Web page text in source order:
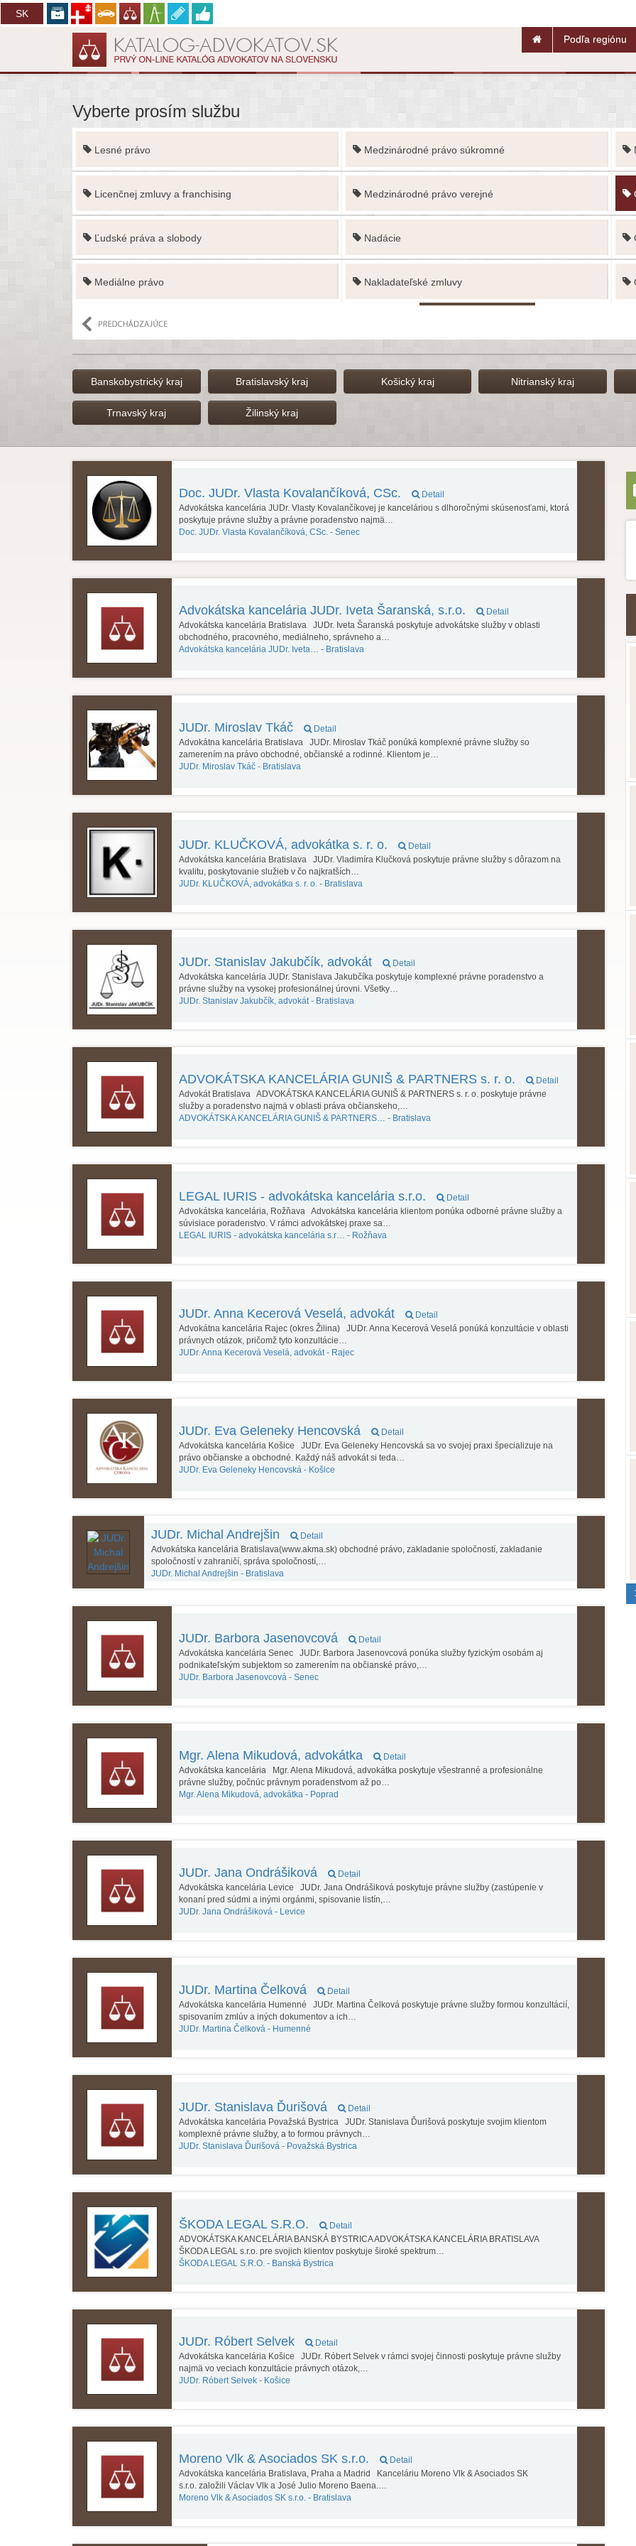
SK
CZ
Podľa regiónu
Vyberte prosím službu
Lesné právo
Licenčnej zmluvy a franchising
Ľudské práva a slobody
Mediálne právo
Medzinárodné právo súkromné
Medzinárodné právo verejné
Nadácie
Nakladateľské zmluvy
Banskobystrický kraj Bratislavský kraj Košický kraj Nitrianský kraj
Trnavský kraj Žilinský kraj
Doc. JUDr. Vlasta Kovalančíková, CSc.
Detail
Advokátska kancelária JUDr. Vlasty Kovalančíkovej je kanceláriou s dlhoročnými skúsenosťami, ktorá
poskytuje právne služby a právne poradenstvo najmä…
Doc. JUDr. Vlasta Kovalančíková, CSc. - Senec
Advokátska kancelária JUDr. Iveta Šaranská, s.r.o.
Detail
Advokátska kancelária Bratislava JUDr. Iveta Šaranská poskytuje advokátske služby v oblasti
obchodného, pracovného, mediálneho, správneho a…
Advokátska kancelária JUDr. Iveta… - Bratislava
JUDr. Miroslav Tkáč
Detail
Advokátna kancelária Bratislava JUDr. Miroslav Tkáč ponúká komplexné právne služby so
zamerením na právo obchodné, občianské a rodinné. Klientom je…
JUDr. Miroslav Tkáč - Bratislava
JUDr. KLUČKOVÁ, advokátka s. r. o.
Detail
Advokátska kancelária Bratislava JUDr. Vladimíra Klučková poskytuje právne služby s dôrazom na
kvalitu, poskytovanie služieb v čo najkratších…
JUDr. KLUČKOVÁ, advokátka s. r. o. - Bratislava
JUDr. Stanislav Jakubčík, advokát
Detail
Advokátska kancelária JUDr. Stanislava Jakubčíka poskytuje komplexné právne poradenstvo a
právne služby na vysokej profesionálnej úrovni. Všetky…
JUDr. Stanislav Jakubčík, advokát - Bratislava
ADVOKÁTSKA KANCELÁRIA GUNIŠ & PARTNERS s. r. o.
Detail
Advokát Bratislava ADVOKÁTSKA KANCELÁRIA GUNIŠ & PARTNERS s. r. o. poskytuje právne
služby a poradenstvo najmä v oblasti práva občianskeho,…
ADVOKÁTSKA KANCELÁRIA GUNIŠ & PARTNERS… - Bratislava
LEGAL IURIS - advokátska kancelária s.r.o.
Detail
Advokátska kancelária, Rožňava Advokátska kancelária klientom ponúka odborné právne služby a
súvisiace poradenstvo. V rámci advokátskej praxe sa…
LEGAL IURIS - advokátska kancelária s.r… - Rožňava
JUDr. Anna Kecerová Veselá, advokát
Detail
Advokátna kancelária Rajec (okres Žilina) JUDr. Anna Kecerová Veselá ponúká konzultácie v oblasti
právnych otázok, pričomž tyto konzultácie…
JUDr. Anna Kecerová Veselá, advokát - Rajec
JUDr. Eva Geleneky Hencovská
Detail
Advokátska kancelária Košice JUDr. Eva Geleneky Hencovská sa vo svojej praxi špecializuje na
právo občianske a obchodné. Každý náš advokát si teda…
JUDr. Eva Geleneky Hencovská - Košice
JUDr. Michal Andrejšin
Detail
Advokátska kancelária Bratislava(www.akma.sk) obchodné právo, zakladanie spoločností, zakladanie
spoločností v zahraničí, správa spoločností,…
JUDr. Michal Andrejšin - Bratislava
JUDr. Barbora Jasenovcová
Detail
Advokátska kancelária Senec JUDr. Barbora Jasenovcová ponúka služby fyzickým osobám aj
podnikateľským subjektom so zamerením na občianské právo,…
JUDr. Barbora Jasenovcová - Senec
Mgr. Alena Mikudová, advokátka
Detail
Advokátska kancelária Mgr. Alena Mikudová, advokátka poskytuje všestranné a profesionálne
právne služby, počnúc právnym poradenstvom až po…
Mgr. Alena Mikudová, advokátka - Poprad
JUDr. Jana Ondrášiková
Detail
Advokátska kancelária Levice JUDr. Jana Ondrášiková poskytuje právne služby (zastúpenie v
konaní pred súdmi a inými orgánmi, spisovanie listín,…
JUDr. Jana Ondrášiková - Levice
JUDr. Martina Čelková
Detail
Advokátska kancelária Humenné JUDr. Martina Čelková poskytuje právne služby formou konzultácií,
spisovaním zmlúv a iných dokumentov a ich…
JUDr. Martina Čelková - Humenné
JUDr. Stanislava Ďurišová
Detail
Advokátska kancelária Považská Bystrica JUDr. Stanislava Ďurišová poskytuje svojim klientom
komplexné právne služby, a to formou právnych…
JUDr. Stanislava Ďurišová - Považská Bystrica
ŠKODA LEGAL S.R.O.
Detail
ADVOKÁTSKA KANCELÁRIA BANSKÁ BYSTRICA ADVOKÁTSKA KANCELÁRIA BRATISLAVA
ŠKODA LEGAL s.r.o. pre svojich klientov poskytuje široké spektrum…
ŠKODA LEGAL S.R.O. - Banská Bystrica
JUDr. Róbert Selvek
Detail
Advokátska kancelária Košice JUDr. Róbert Selvek v rámci svojej činnosti poskytuje právne služby
najmä vo veciach konzultácie právnych otázok,…
JUDr. Róbert Selvek - Košice
Moreno Vlk & Asociados SK s.r.o.
Detail
Advokátska kancelária Bratislava, Praha a Madrid Kanceláriu Moreno Vlk & Asociados SK
s.r.o. založili Václav Vlk a José Julio Moreno Baena.…
Moreno Vlk & Asociados SK s.r.o. - Bratislava